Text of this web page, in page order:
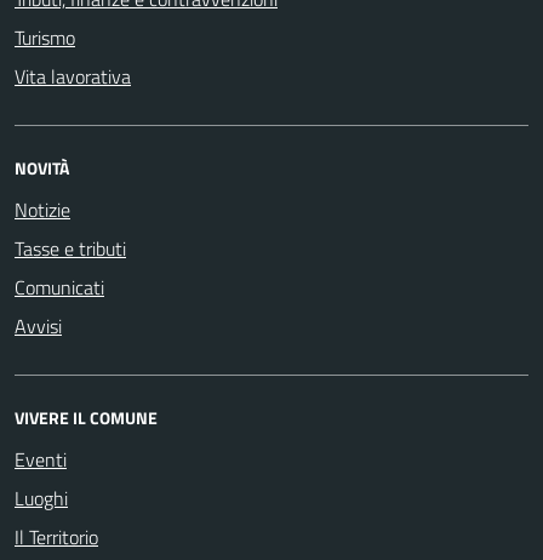
Turismo
Vita lavorativa
NOVITÀ
Notizie
Tasse e tributi
Comunicati
Avvisi
VIVERE IL COMUNE
Eventi
Luoghi
Il Territorio